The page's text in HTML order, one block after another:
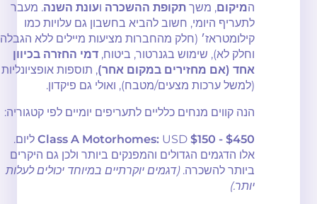
המיקום, משך תקופת ההשכרהו עונת השנה. מעבר
לתעריף היומי, חשוב להביא בחשבון גם עלויות כמו
קילומטראז׳ (חלק מהחברות מציעות מיילים ללא הגבלה
וחלק לא), שימוש בגנרטור, ביטוח, דמי החזרה בכיוון
אחד (אם מחזירים במקום אחר), תוספות אופציונליות
(למשל ערכות מצעים/מטבח), ואולי גם פיקדון.
הנה קווים מנחים כלליים לתעריפים יומיים לפי קטגוריה:
Class A Motorhomes: USD$150 - $450
ליום.
אלו הדגמים הגדולים והמפנקים ביותר ולכן גם היקרים
ביותר להשכרה. (דגמים יוקרתיים במיוחד יכולים לעלות
יותר.)